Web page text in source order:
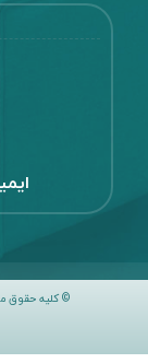
© کلیه حقوق